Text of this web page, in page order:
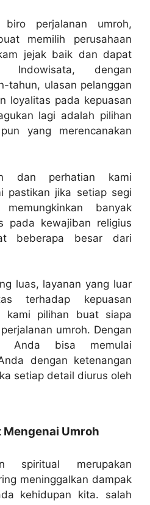
biro perjalanan umroh,
memilih perusahaan
jejak baik dan dapat
Indowisata, dengan
tahun, ulasan pelanggan
loyalitas pada kepuasan
lagi adalah pilihan
yang merencanakan
dan perhatian kami
pastikan jika setiap segi
banyak
pada kewajiban religius
beberapa besar dari
luas, layanan yang luar
terhadap kepuasan
kami pilihan buat siapa
umroh. Dengan
Anda bisa memulai
dengan ketenangan
setiap detail diurus oleh
Umroh
spiritual merupakan
meninggalkan dampak
kehidupan kita. salah